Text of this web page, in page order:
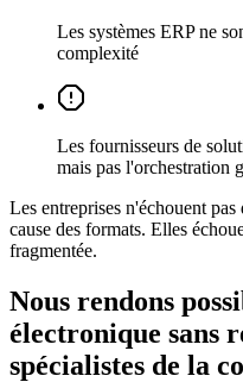
Les systèmes ERP ne
complexité
Les fournisseurs de
mais pas l'orchestration
Les entreprises n'échouent
cause des formats. Elles
fragmentée.
Nous rendons
électronique sans
spécialistes de la